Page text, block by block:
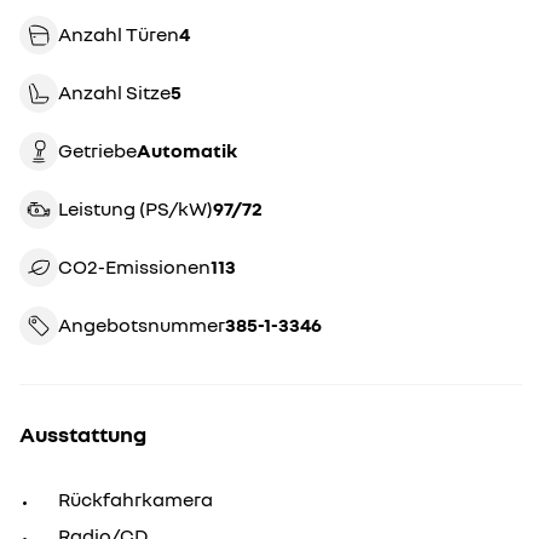
Anzahl Türen4
Anzahl Sitze5
Getriebe automatik
Leistung (PS/kW) 97/72
CO2-Emissionen 113
Angebotsnummer 385-1-3346
Ausstattung
Rückfahrkamera